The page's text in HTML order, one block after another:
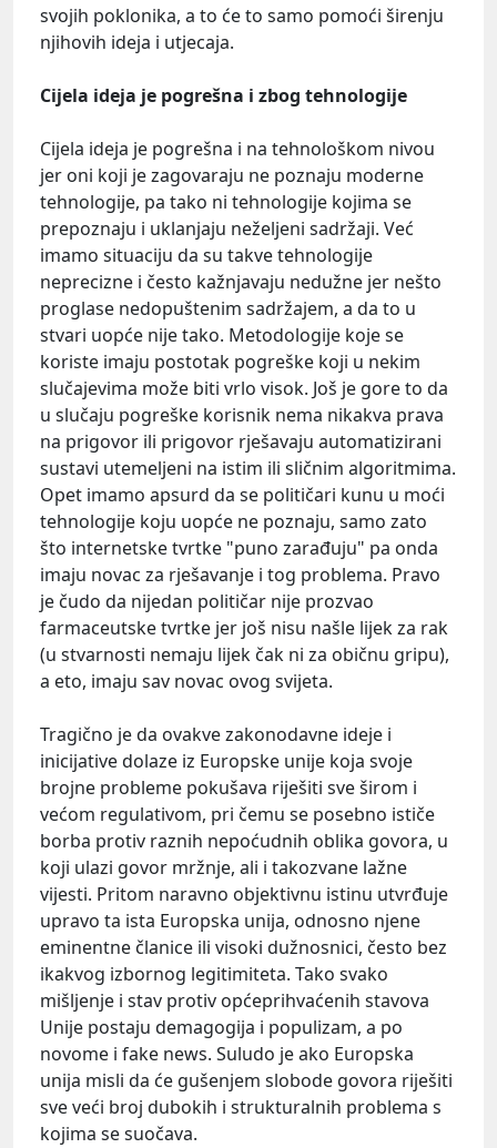
svojih poklonika, a to će to samo pomoći širenju
njihovih ideja i utjecaja.
Cijela ideja je pogrešna i zbog tehnologije
Cijela ideja je pogrešna i na tehnološkom nivou
jer oni koji je zagovaraju ne poznaju moderne
tehnologije, pa tako ni tehnologije kojima se
prepoznaju i uklanjaju neželjeni sadržaji. Već
imamo situaciju da su takve tehnologije
neprecizne i često kažnjavaju nedužne jer nešto
proglase nedopuštenim sadržajem, a da to u
stvari uopće nije tako. Metodologije koje se
koriste imaju postotak pogreške koji u nekim
slučajevima može biti vrlo visok. Još je gore to da
u slučaju pogreške korisnik nema nikakva prava
na prigovor ili prigovor rješavaju automatizirani
sustavi utemeljeni na istim ili sličnim algoritmima.
Opet imamo apsurd da se političari kunu u moći
tehnologije koju uopće ne poznaju, samo zato
što internetske tvrtke "puno zarađuju" pa onda
imaju novac za rješavanje i tog problema. Pravo
je čudo da nijedan političar nije prozvao
farmaceutske tvrtke jer još nisu našle lijek za rak
(u stvarnosti nemaju lijek čak ni za običnu gripu),
a eto, imaju sav novac ovog svijeta.
Tragično je da ovakve zakonodavne ideje i
inicijative dolaze iz Europske unije koja svoje
brojne probleme pokušava riješiti sve širom i
većom regulativom, pri čemu se posebno ističe
borba protiv raznih nepoćudnih oblika govora, u
koji ulazi govor mržnje, ali i takozvane lažne
vijesti. Pritom naravno objektivnu istinu utvrđuje
upravo ta ista Europska unija, odnosno njene
eminentne članice ili visoki dužnosnici, često bez
ikakvog izbornog legitimiteta. Tako svako
mišljenje i stav protiv općeprihvaćenih stavova
Unije postaju demagogija i populizam, a po
novome i fake news. Suludo je ako Europska
unija misli da će gušenjem slobode govora riješiti
sve veći broj dubokih i strukturalnih problema s
kojima se suočava.